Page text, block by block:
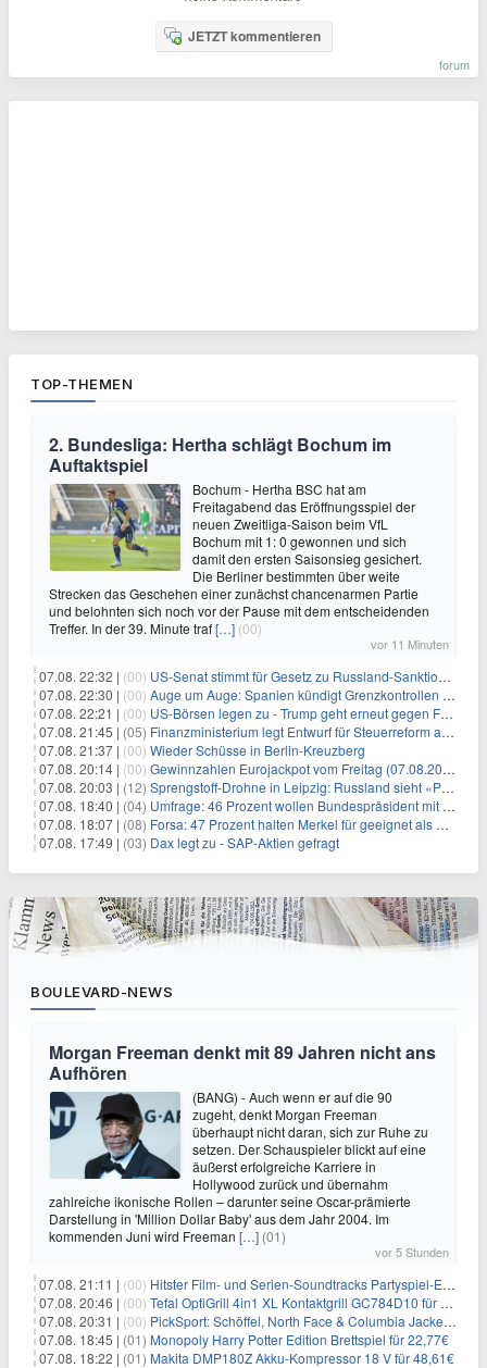
JETZT kommentieren
forum
TOP-THEMEN
2. Bundesliga: Hertha schlägt Bochum im
Auftaktspiel
Bochum - Hertha BSC hat am
Freitagabend das Eröffnungsspiel der
neuen Zweitliga-Saison beim VfL
Bochum mit 1: 0 gewonnen und sich
damit den ersten Saisonsieg gesichert.
Die Berliner bestimmten über weite
Strecken das Geschehen einer zunächst chancenarmen Partie
und belohnten sich noch vor der Pause mit dem entscheidenden
Treffer. In der 39. Minute traf[…] (00)
vor 11 Minuten
07.08. 22:32 | (00) US-Senat stimmt für Gesetz zu Russland-Sanktionen
07.08. 22:30 | (00) Auge um Auge: Spanien kündigt Grenzkontrollen zu Italien an
07.08. 22:21 | (00) US-Börsen legen zu - Trump geht erneut gegen Fed-Gouverneurin vor
07.08. 21:45 | (05) Finanzministerium legt Entwurf für Steuerreform ab 2027 vor
07.08. 21:37 | (00) Wieder Schüsse in Berlin-Kreuzberg
07.08. 20:14 | (00) Gewinnzahlen Eurojackpot vom Freitag (07.08.2026)
07.08. 20:03 | (12) Sprengstoff-Drohne in Leipzig: Russland sieht «Provokation»
07.08. 18:40 | (04) Umfrage: 46 Prozent wollen Bundespräsident mit Politik-Erfahrung
07.08. 18:07 | (08) Forsa: 47 Prozent halten Merkel für geeignet als Bundespräsidentin
07.08. 17:49 | (03) Dax legt zu - SAP-Aktien gefragt
BOULEVARD-NEWS
Morgan Freeman denkt mit 89 Jahren nicht ans
Aufhören
(BANG) - Auch wenn er auf die 90
zugeht, denkt Morgan Freeman
überhaupt nicht daran, sich zur Ruhe zu
setzen. Der Schauspieler blickt auf eine
äußerst erfolgreiche Karriere in
Hollywood zurück und übernahm
zahlreiche ikonische Rollen – darunter seine Oscar-prämierte
Darstellung in 'Million Dollar Baby' aus dem Jahr 2004. Im
kommenden Juni wird Freeman […] (01)
vor 5 Stunden
07.08. 21:11 | (00) Hitster Film- und Serien-Soundtracks Partyspiel-Erweiterung für 6,99€
07.08. 20:46 | (00) Tefal OptiGrill 4in1 XL Kontaktgrill GC784D10 für 239,99€
07.08. 20:31 | (00) PickSport: Schöffel, North Face & Columbia Jacken ab 39,60€
07.08. 18:45 | (01) Monopoly Harry Potter Edition Brettspiel für 22,77€
07.08. 18:22 | (01) Makita DMP180Z Akku-Kompressor 18 V für 48,61€